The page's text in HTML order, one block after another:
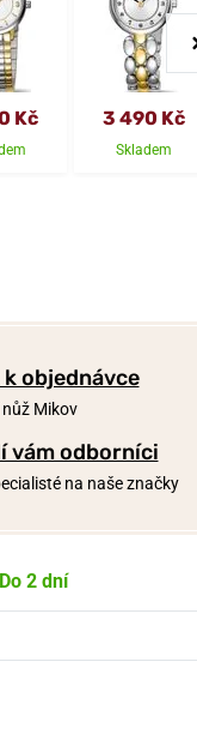
Kč 3 490 Kč
Skladem
k objednávce
Mikov
vám odborníci
na naše značky
Do 2 dní